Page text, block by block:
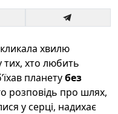
хвилю
тих, хто любить
планетубез
розповідь про шлях,
у серці, надихає